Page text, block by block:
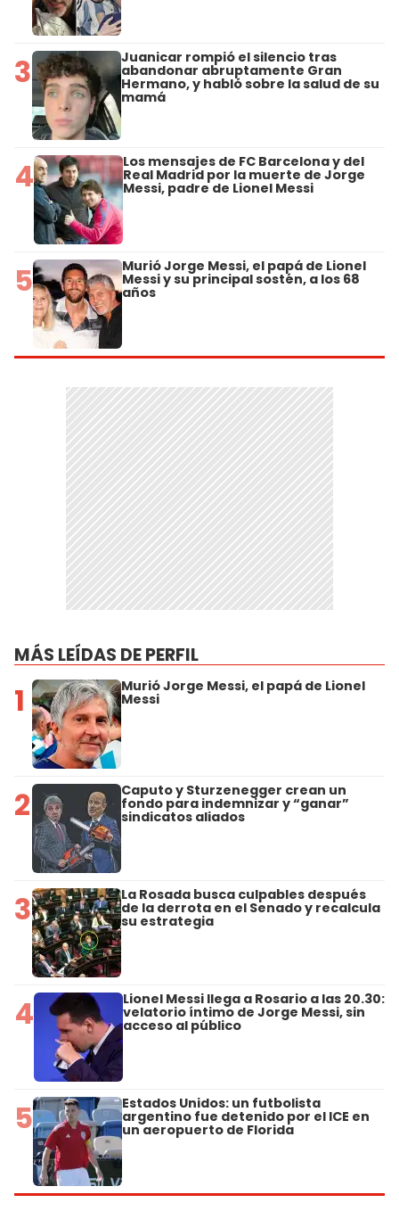
3 Juanicar rompió el silencio tras
abandonar abruptamente Gran
Hermano, y habló sobre la salud de su
mamá
4 Los mensajes de FC Barcelona y del
Real Madrid por la muerte de Jorge
Messi, padre de Lionel Messi
5 Murió Jorge Messi, el papá de Lionel
Messi y su principal sostén, a los 68
años
MÁS LEÍDAS DE PERFIL
1 Murió Jorge Messi, el papá de Lionel
Messi
2 Caputo y Sturzenegger crean un
fondo para indemnizar y “ganar”
sindicatos aliados
3 La Rosada busca culpables después
de la derrota en el Senado y recalcula
su estrategia
4 Lionel Messi llega a Rosario a las 20.30:
velatorio íntimo de Jorge Messi, sin
acceso al público
5 Estados Unidos: un futbolista
argentino fue detenido por el ICE en
un aeropuerto de Florida